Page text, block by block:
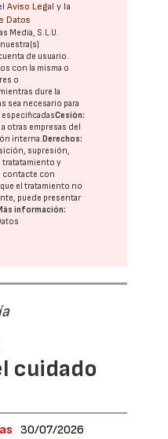
Aviso Legal y la
Datos
Media, S.L.U.
de usuario.
con la misma o
o
mientras dure la
sea necesario para
especificadasCesión:
otras empresas del
interna. Derechos:
supresión,
y
contacte con
el tratamiento no
puede presentar
información:
cuidado
30/07/2026